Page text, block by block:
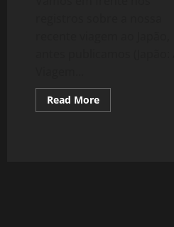
Read MoreRead
more